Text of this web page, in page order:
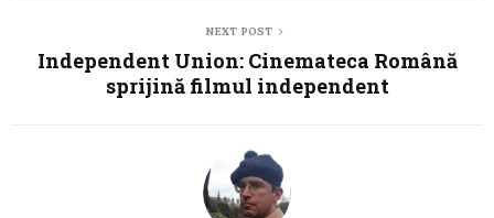
NEXT POST
Independent Union: Cinemateca Română
sprijină filmul independent